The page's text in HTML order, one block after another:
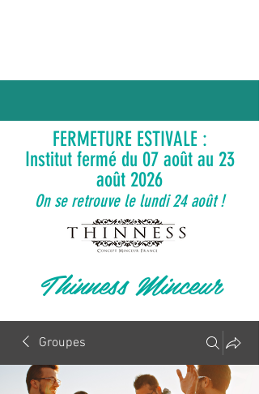
FERMETURE ESTIVALE :
Institut fermé du 07 août au 23
août 2026
On se retrouve le lundi 24 août !
Thinness Minceur
Groupes